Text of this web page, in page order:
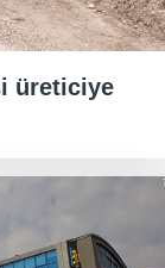
üreticiye